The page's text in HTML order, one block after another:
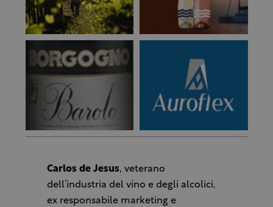
Carlos de Jesus, veterano
dell’industria del vino e degli alcolici,
ex responsabile marketing e